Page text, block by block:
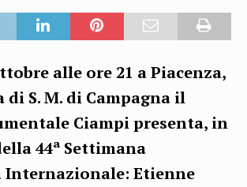
alle ore 21 a Piacenza,
di S. M. di Campagna il
Ciampi presenta, in
44ª Settimana
Internazionale: Etienne